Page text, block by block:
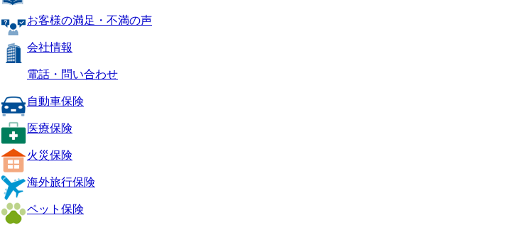
お客様の満足・不満の声
会社情報
電話・問い合わせ
自動車保険
医療保険
火災保険
海外旅行保険
ペット保険